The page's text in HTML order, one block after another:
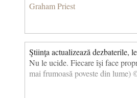
Graham Priest
Ştiinţa actualizează dezbaterile,
Nu le ucide. Fiecare îşi face
mai frumoasă poveste din lume)